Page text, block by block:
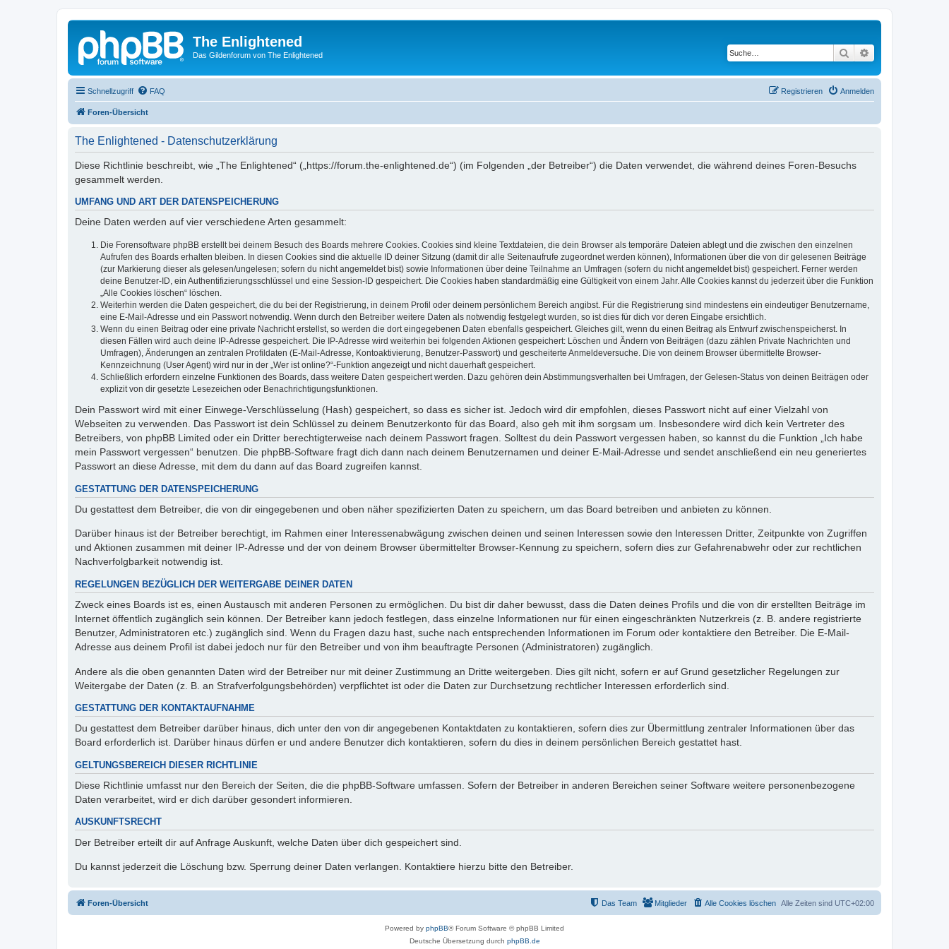
The Enlightened
Das Gildenforum von The Enlightened Suche
Schnellzugriff FAQ Anmelden
Registrieren
Foren-Übersicht
The Enlightened - Datenschutzerklärung
Diese Richtlinie beschreibt, wie „The Enlightened“ („https://forum.the-enlightened.de“) (im Folgenden „der Betreiber“) die Daten verwendet, die während deines Foren-Besuchs
gesammelt werden.
UMFANG UND ART DER DATENSPEICHERUNG
Deine Daten werden auf vier verschiedene Arten gesammelt:
Die Forensoftware phpBB erstellt bei deinem Besuch des Boards mehrere Cookies. Cookies sind kleine Textdateien, die dein Browser als temporäre Dateien ablegt und die zwischen den einzelnen
Aufrufen des Boards erhalten bleiben. In diesen Cookies sind die aktuelle ID deiner Sitzung (damit dir alle Seitenaufrufe zugeordnet werden können), Informationen über die von dir gelesenen Beiträge
(zur Markierung dieser als gelesen/ungelesen; sofern du nicht angemeldet bist) sowie Informationen über deine Teilnahme an Umfragen (sofern du nicht angemeldet bist) gespeichert. Ferner werden
deine Benutzer-ID, ein Authentifizierungsschlüssel und eine Session-ID gespeichert. Die Cookies haben standardmäßig eine Gültigkeit von einem Jahr. Alle Cookies kannst du jederzeit über die Funktion
„Alle Cookies löschen“ löschen.
Weiterhin werden die Daten gespeichert, die du bei der Registrierung, in deinem Profil oder deinem persönlichem Bereich angibst. Für die Registrierung sind mindestens ein eindeutiger Benutzername,
eine E-Mail-Adresse und ein Passwort notwendig. Wenn durch den Betreiber weitere Daten als notwendig festgelegt wurden, so ist dies für dich vor deren Eingabe ersichtlich.
Wenn du einen Beitrag oder eine private Nachricht erstellst, so werden die dort eingegebenen Daten ebenfalls gespeichert. Gleiches gilt, wenn du einen Beitrag als Entwurf zwischenspeicherst. In
diesen Fällen wird auch deine IP-Adresse gespeichert. Die IP-Adresse wird weiterhin bei folgenden Aktionen gespeichert: Löschen und Ändern von Beiträgen (dazu zählen Private Nachrichten und
Umfragen), Änderungen an zentralen Profildaten (E-Mail-Adresse, Kontoaktivierung, Benutzer-Passwort) und gescheiterte Anmeldeversuche. Die von deinem Browser übermittelte Browser-
Kennzeichnung (User Agent) wird nur in der „Wer ist online?“-Funktion angezeigt und nicht dauerhaft gespeichert.
Schließlich erfordern einzelne Funktionen des Boards, dass weitere Daten gespeichert werden. Dazu gehören dein Abstimmungsverhalten bei Umfragen, der Gelesen-Status von deinen Beiträgen oder
explizit von dir gesetzte Lesezeichen oder Benachrichtigungsfunktionen.
Dein Passwort wird mit einer Einwege-Verschlüsselung (Hash) gespeichert, so dass es sicher ist. Jedoch wird dir empfohlen, dieses Passwort nicht auf einer Vielzahl von
Webseiten zu verwenden. Das Passwort ist dein Schlüssel zu deinem Benutzerkonto für das Board, also geh mit ihm sorgsam um. Insbesondere wird dich kein Vertreter des
Betreibers, von phpBB Limited oder ein Dritter berechtigterweise nach deinem Passwort fragen. Solltest du dein Passwort vergessen haben, so kannst du die Funktion „Ich habe
mein Passwort vergessen“ benutzen. Die phpBB-Software fragt dich dann nach deinem Benutzernamen und deiner E-Mail-Adresse und sendet anschließend ein neu generiertes
Passwort an diese Adresse, mit dem du dann auf das Board zugreifen kannst.
GESTATTUNG DER DATENSPEICHERUNG
Du gestattest dem Betreiber, die von dir eingegebenen und oben näher spezifizierten Daten zu speichern, um das Board betreiben und anbieten zu können.
Darüber hinaus ist der Betreiber berechtigt, im Rahmen einer Interessenabwägung zwischen deinen und seinen Interessen sowie den Interessen Dritter, Zeitpunkte von Zugriffen
und Aktionen zusammen mit deiner IP-Adresse und der von deinem Browser übermittelter Browser-Kennung zu speichern, sofern dies zur Gefahrenabwehr oder zur rechtlichen
Nachverfolgbarkeit notwendig ist.
REGELUNGEN BEZÜGLICH DER WEITERGABE DEINER DATEN
Zweck eines Boards ist es, einen Austausch mit anderen Personen zu ermöglichen. Du bist dir daher bewusst, dass die Daten deines Profils und die von dir erstellten Beiträge im
Internet öffentlich zugänglich sein können. Der Betreiber kann jedoch festlegen, dass einzelne Informationen nur für einen eingeschränkten Nutzerkreis (z. B. andere registrierte
Benutzer, Administratoren etc.) zugänglich sind. Wenn du Fragen dazu hast, suche nach entsprechenden Informationen im Forum oder kontaktiere den Betreiber. Die E-Mail-
Adresse aus deinem Profil ist dabei jedoch nur für den Betreiber und von ihm beauftragte Personen (Administratoren) zugänglich.
Andere als die oben genannten Daten wird der Betreiber nur mit deiner Zustimmung an Dritte weitergeben. Dies gilt nicht, sofern er auf Grund gesetzlicher Regelungen zur
Weitergabe der Daten (z. B. an Strafverfolgungsbehörden) verpflichtet ist oder die Daten zur Durchsetzung rechtlicher Interessen erforderlich sind.
GESTATTUNG DER KONTAKTAUFNAHME
Du gestattest dem Betreiber darüber hinaus, dich unter den von dir angegebenen Kontaktdaten zu kontaktieren, sofern dies zur Übermittlung zentraler Informationen über das
Board erforderlich ist. Darüber hinaus dürfen er und andere Benutzer dich kontaktieren, sofern du dies in deinem persönlichen Bereich gestattet hast.
GELTUNGSBEREICH DIESER RICHTLINIE
Diese Richtlinie umfasst nur den Bereich der Seiten, die die phpBB-Software umfassen. Sofern der Betreiber in anderen Bereichen seiner Software weitere personenbezogene
Daten verarbeitet, wird er dich darüber gesondert informieren.
AUSKUNFTSRECHT
Der Betreiber erteilt dir auf Anfrage Auskunft, welche Daten über dich gespeichert sind.
Du kannst jederzeit die Löschung bzw. Sperrung deiner Daten verlangen. Kontaktiere hierzu bitte den Betreiber.
Foren-Übersicht Alle Zeiten sind UTC+02:00
Alle Cookies löschen
Mitglieder
Das Team
Powered by phpBB® Forum Software © phpBB Limited
Deutsche Übersetzung durch phpBB.de